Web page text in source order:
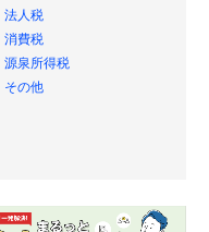
法人税
消費税
源泉所得税
その他